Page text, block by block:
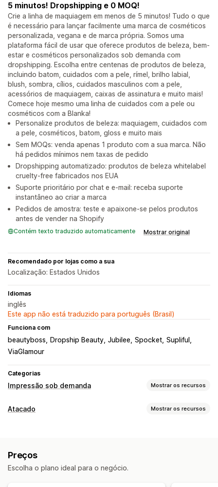
5 minutos! Dropshipping e 0 MOQ!
Crie a linha de maquiagem em menos de 5 minutos! Tudo o que
é necessário para lançar facilmente uma marca de cosméticos
personalizada, vegana e de marca própria. Somos uma
plataforma fácil de usar que oferece produtos de beleza, bem-
estar e cosméticos personalizados sob demanda com
dropshipping. Escolha entre centenas de produtos de beleza,
incluindo batom, cuidados com a pele, rímel, brilho labial,
blush, sombra, cílios, cuidados masculinos com a pele,
acessórios de maquiagem, caixas de assinatura e muito mais!
Comece hoje mesmo uma linha de cuidados com a pele ou
cosméticos com a Blanka!
Personalize produtos de beleza: maquiagem, cuidados com
a pele, cosméticos, batom, gloss e muito mais
Sem MOQs: venda apenas 1 produto com a sua marca. Não
há pedidos mínimos nem taxas de pedido
Dropshipping automatizado: produtos de beleza whitelabel
cruelty-free fabricados nos EUA
Suporte prioritário por chat e e-mail: receba suporte
instantâneo ao criar a marca
Pedidos de amostra: teste e apaixone-se pelos produtos
antes de vender na Shopify
Contém texto traduzido automaticamente Mostrar original
Recomendado por lojas como a sua
Localização: Estados Unidos
Idiomas
inglês
Este app não está traduzido para português (Brasil)
Funciona com
beautyboss Dropship Beauty Jubilee Spocket Supliful
ViaGlamour
Categorias
Impressão sob demanda Mostrar os recursos
Personalização de produto
Produtos
Impressão total Ecológico Orgânico
Atacado Mostrar os recursos
Descontos por volume
Preços
Escolha o plano ideal para o negócio.